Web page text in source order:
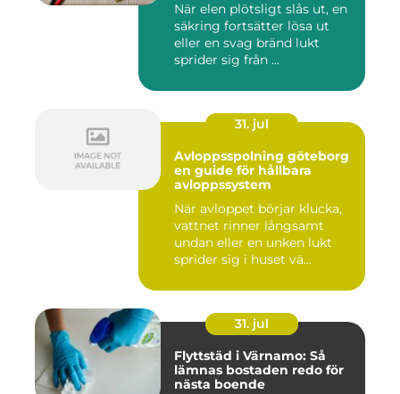
När elen plötsligt slås ut, en
säkring fortsätter lösa ut
eller en svag bränd lukt
sprider sig från ...
31. jul
Avloppsspolning göteborg
en guide för hållbara
avloppssystem
När avloppet börjar klucka,
vattnet rinner långsamt
undan eller en unken lukt
sprider sig i huset vä...
31. jul
Flyttstäd i Värnamo: Så
lämnas bostaden redo för
nästa boende